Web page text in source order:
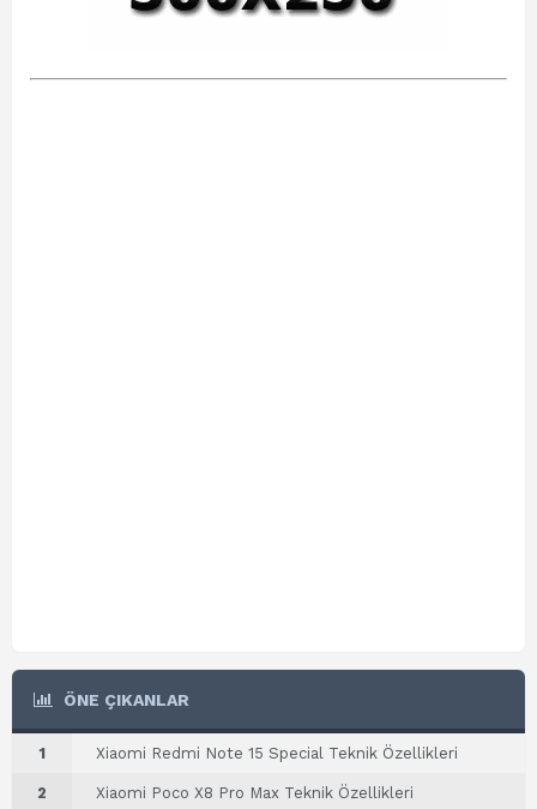
ÖNE ÇIKANLAR
1 Xiaomi Redmi Note 15 Special Teknik Özellikleri
2 Xiaomi Poco X8 Pro Max Teknik Özellikleri